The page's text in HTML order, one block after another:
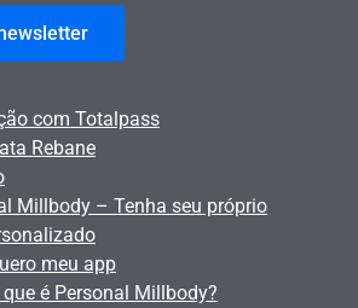
com Totalpass
Rebane
Millbody – Tenha seu próprio
meu app
que é Personal Millbody?